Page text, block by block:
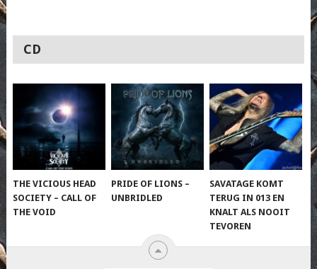
CD
THE VICIOUS HEAD
SOCIETY – CALL OF
THE VOID
PRIDE OF LIONS –
UNBRIDLED
SAVATAGE KOMT
TERUG IN 013 EN
KNALT ALS NOOIT
TEVOREN